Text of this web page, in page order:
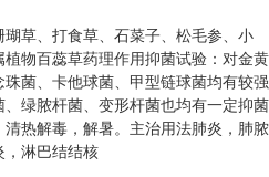
草、打食草、石菜子、松毛参、小
物百蕊草药理作用抑菌试验：对金黄
菌、卡他球菌、甲型链球菌均有较强
绿脓杆菌、变形杆菌也均有一定抑菌
热解毒，解暑。主治用法肺炎，肺脓
淋巴结结核